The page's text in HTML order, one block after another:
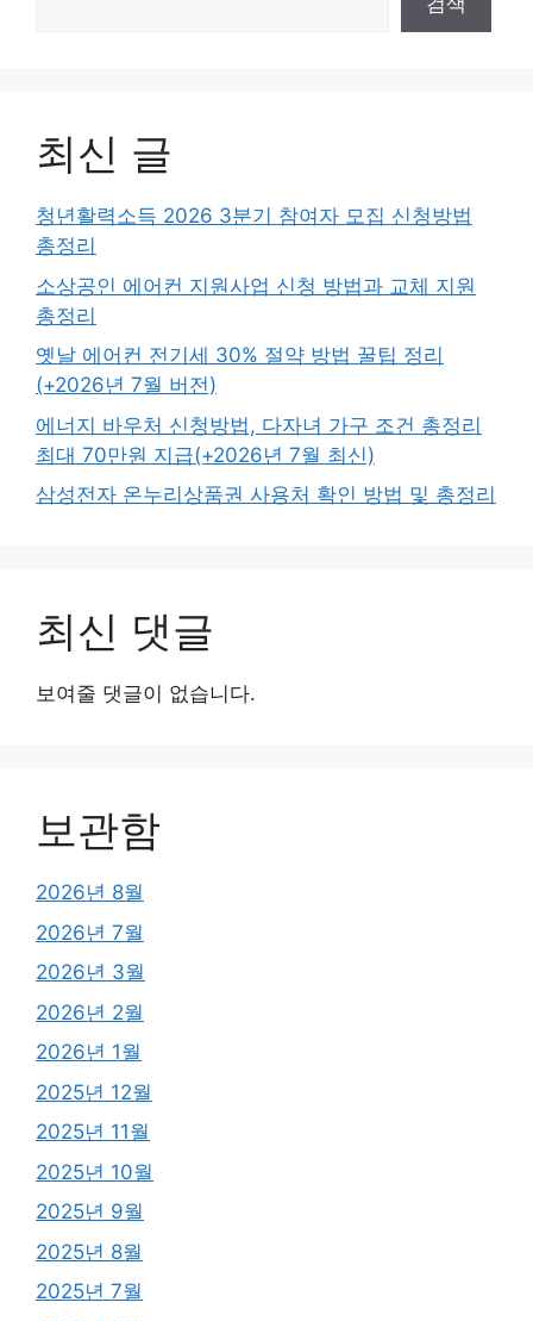
최신 글
청년활력소득 2026 3분기 참여자 모집 신청방법
총정리
소상공인 에어컨 지원사업 신청 방법과 교체 지원
총정리
옛날 에어컨 전기세 30% 절약 방법 꿀팁 정리
(+2026년 7월 버전)
에너지 바우처 신청방법, 다자녀 가구 조건 총정리
최대 70만원 지급(+2026년 7월 최신)
삼성전자 온누리상품권 사용처 확인 방법 및 총정리
최신 댓글
보여줄 댓글이 없습니다.
보관함
2026년 8월
2026년 7월
2026년 3월
2026년 2월
2026년 1월
2025년 12월
2025년 11월
2025년 10월
2025년 9월
2025년 8월
2025년 7월